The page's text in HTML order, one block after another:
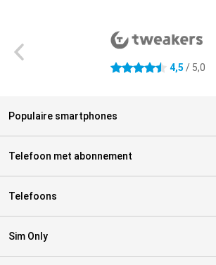
4.5 sterren 4,5 / 5,0
Populaire smartphones
Telefoon met abonnement
Telefoons
Sim Only